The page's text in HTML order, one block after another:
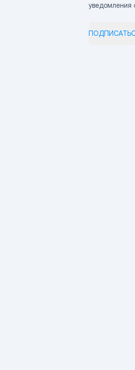
уведомления